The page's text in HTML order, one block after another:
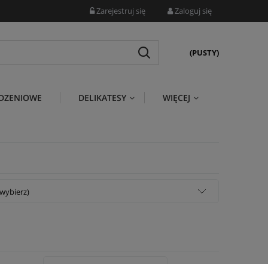
Zarejestruj się Zaloguj się
(PUSTY)
DELIKATESY WIĘCEJ